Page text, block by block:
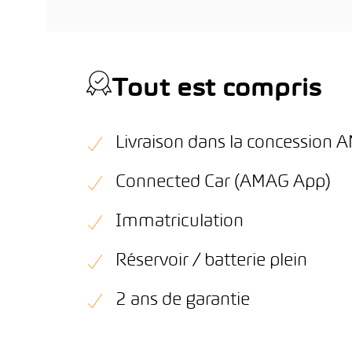
Tout est compris
Livraison dans la concession
Connected Car (AMAG App)
Immatriculation
Réservoir / batterie plein
2 ans de garantie